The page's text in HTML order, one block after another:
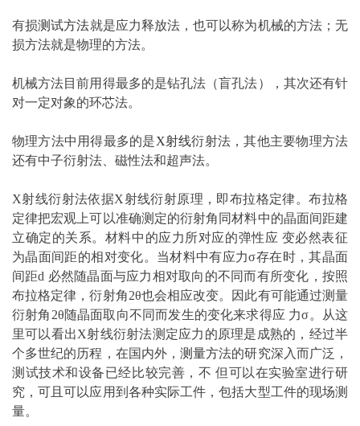
有损测试方法就是应力释放法，也可以称为机械的方法；无
损方法就是物理的方法。
机械方法目前用得最多的是钻孔法（盲孔法），其次还有针
对一定对象的环芯法。
物理方法中用得最多的是X射线衍射法，其他主要物理方法
还有中子衍射法、磁性法和超声法。
X射线衍射法依据X射线衍射原理，即布拉格定律。布拉格
定律把宏观上可以准确测定的衍射角同材料中的晶面间距建
立确定的关系。材料中的应力所对应的弹性应 变必然表征
为晶面间距的相对变化。当材料中有应力σ存在时，其晶面
间距d 必然随晶面与应力相对取向的不同而有所变化，按照
布拉格定律，衍射角2θ也会相应改变。因此有可能通过测量
衍射角2θ随晶面取向不同而发生的变化来求得应 力σ。从这
里可以看出X射线衍射法测定应力的原理是成熟的，经过半
个多世纪的历程，在国内外，测量方法的研究深入而广泛，
测试技术和设备已经比较完善，不 但可以在实验室进行研
究，可且可以应用到各种实际工件，包括大型工件的现场测
量。